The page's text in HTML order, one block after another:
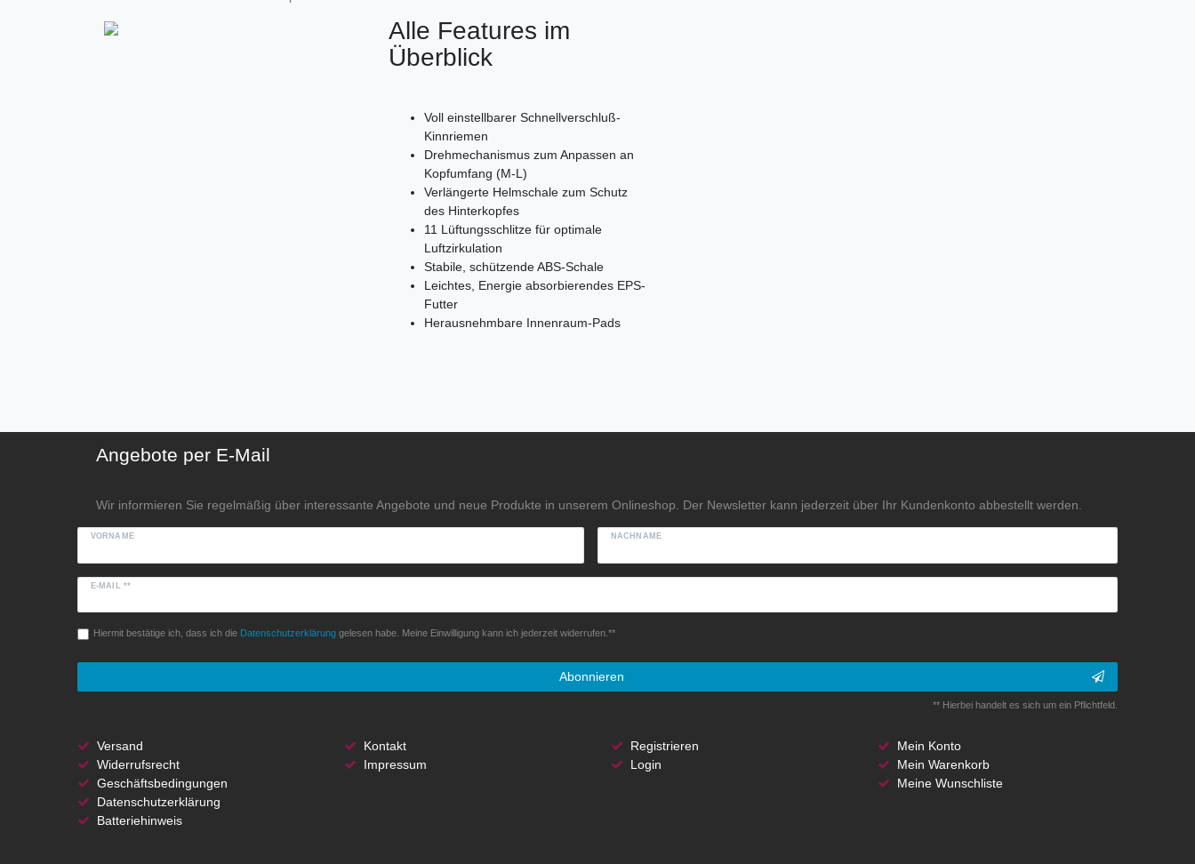
Alle Features im
Überblick
Voll einstellbarer Schnellverschluß-
Kinnriemen
Drehmechanismus zum Anpassen an
Kopfumfang (M-L)
Verlängerte Helmschale zum Schutz
des Hinterkopfes
11 Lüftungsschlitze für optimale
Luftzirkulation
Stabile, schützende ABS-Schale
Leichtes, Energie absorbierendes EPS-
Futter
Herausnehmbare Innenraum-Pads
Angebote per E-Mail
Wir informieren Sie regelmäßig über interessante Angebote und neue Produkte in unserem Onlineshop. Der Newsletter kann jederzeit über Ihr Kundenkonto abbestellt werden.
VORNAME NACHNAME
E-MAIL **
Hiermit bestätige ich, dass ich die Daten­schutz­erklärunggelesen habe. Meine Einwilligung kann ich jederzeit widerrufen.**
Abonnieren
** Hierbei handelt es sich um ein Pflichtfeld.
Versand
Widerrufsrecht
Geschäftsbedingungen
Datenschutzerklärung
Batteriehinweis
Kontakt
Impressum
Registrieren
Login
Mein Konto
Mein Warenkorb
Meine Wunschliste